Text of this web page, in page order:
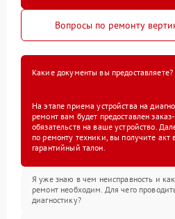
Вопросы по ремонту
Какие документы вы предоставляете?
На этапе приема устройства на
ремонт вам будет предоставлен
обязательств на ваше устройство.
по ремонту техники, вы получите акт
гарантийный талон.
Я уже знаю в чем неисправность и
ремонт необходим. Для чего
диагностику?